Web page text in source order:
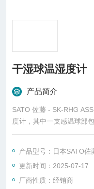
干湿球温湿度计
产品简介
SATO 佐藤 - SK-RHG
度计，其中一支感温球部
中，水盂盛入蒸馏水，使
产品型号：日本SATO佐
更新时间：2025-07-17
厂商性质：经销商